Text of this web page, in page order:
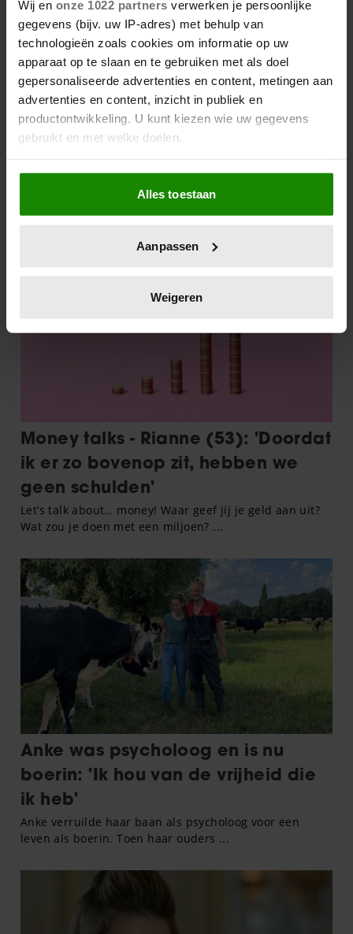
Wij en onze 1022 partners verwerken je persoonlijke
gegevens (bijv. uw IP-adres) met behulp van
technologieën zoals cookies om informatie op uw
apparaat op te slaan en te gebruiken met als doel
gepersonaliseerde advertenties en content, metingen aan
advertenties en content, inzicht in publiek en
productontwikkeling. U kunt kiezen wie uw gegevens
gebruikt en met welke doelen.
Als u het toestaat, willen we ook graag:
Informatie verzamelen over uw geografische
locatie, die tot een paar meter nauwkeurig kan zijn
scannen op specifieke eigenschappen (fingerprinting)
verwerkt en stel uw voorkeuren in het
intrekken in de Cookieverklaring.
personaliseren, om functies voor social media te bieden
partners voor social media, adverteren en analyse. Deze
partners kunnen deze gegevens combineren met andere
informatie die u aan ze heeft verstrekt of die ze hebben
gaat akkoord met onze cookies als u onze website blijft
Alles toestaan
Aanpassen
Weigeren